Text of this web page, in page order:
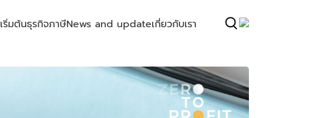
เริ่มต้นธุรกิจภาษีNews and updateเกี่ยวกับเรา